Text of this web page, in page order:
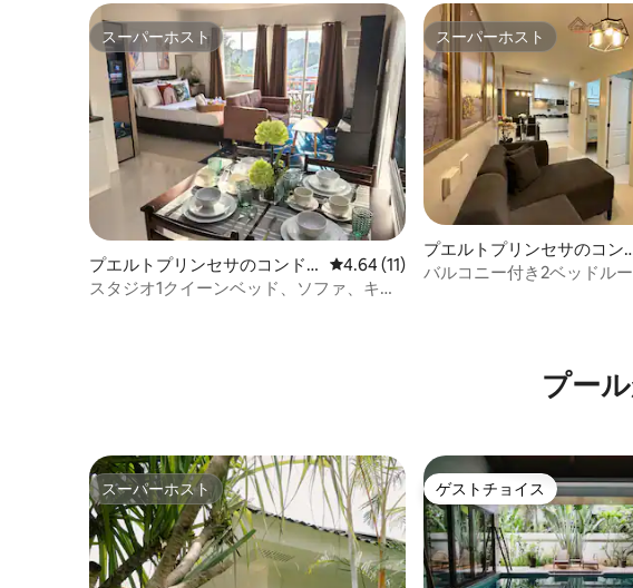
スーパーホスト
スーパーホスト
プエルトプリンセサのコンド
ミニアム
レビュー11件、5つ星中4.64つ星の平均
4.64 (11)
スタジオ1クイーンベッド、ソファ、キッ
スーパーホスト
スーパーホスト
プエルトプリンセサのコン
ミニアム
バルコニー付き2ベッドル
プー
スーパーホスト
スーパーホスト ゲストチョイス
ゲストチョイス